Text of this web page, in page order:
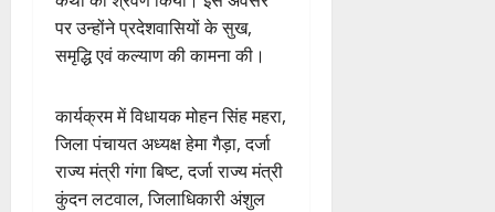
पर उन्होंने प्रदेशवासियों के सुख,
समृद्धि एवं कल्याण की कामना की।
कार्यक्रम में विधायक मोहन सिंह महरा,
जिला पंचायत अध्यक्ष हेमा गैड़ा, दर्जा
राज्य मंत्री गंगा बिष्ट, दर्जा राज्य मंत्री
कुंदन लटवाल, जिलाधिकारी अंशुल